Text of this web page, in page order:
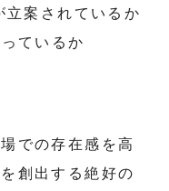
案されているか
ているか
での存在感を高
創出する絶好の